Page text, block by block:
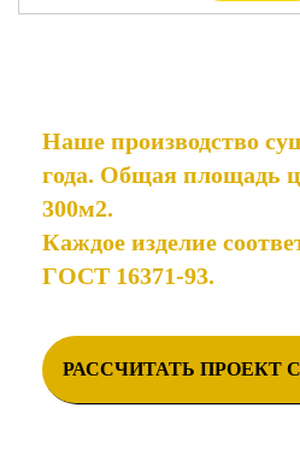
Наше производство
года. Общая площадь
300м2.
Каждое изделие
ГОСТ 16371-93.